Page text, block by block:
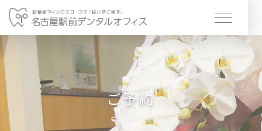
ホーム
Home
ドクター紹介
Doctor
当院の特徴
ご予約